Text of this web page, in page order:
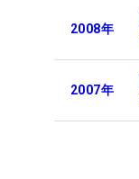
2008年
2007年